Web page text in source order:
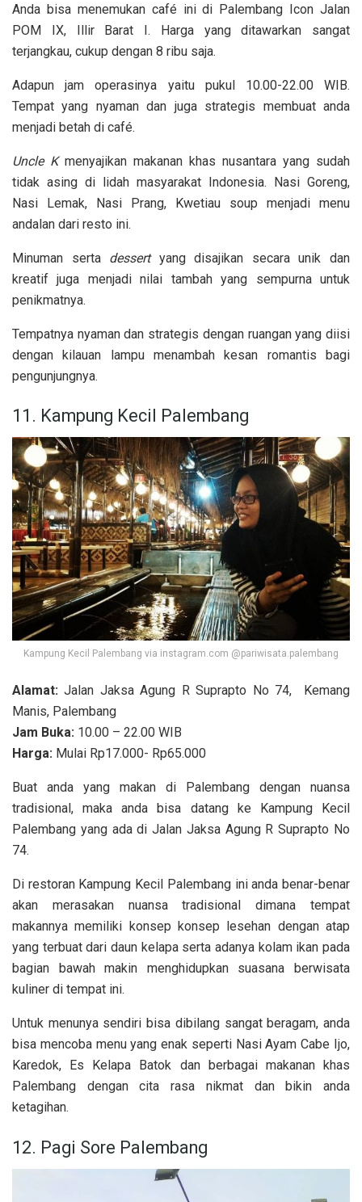
Anda bisa menemukan café ini di Palembang Icon Jalan
POM IX, Illir Barat I. Harga yang ditawarkan sangat
terjangkau, cukup dengan 8 ribu saja.
Adapun jam operasinya yaitu pukul 10.00-22.00 WIB.
Tempat yang nyaman dan juga strategis membuat anda
menjadi betah di café.
Uncle Kmenyajikan makanan khas nusantara yang sudah
tidak asing di lidah masyarakat Indonesia. Nasi Goreng,
Nasi Lemak, Nasi Prang, Kwetiau soup menjadi menu
andalan dari resto ini.
Minuman serta dessertyang disajikan secara unik dan
kreatif juga menjadi nilai tambah yang sempurna untuk
penikmatnya.
Tempatnya nyaman dan strategis dengan ruangan yang diisi
dengan kilauan lampu menambah kesan romantis bagi
pengunjungnya.
11. Kampung Kecil Palembang
Kampung Kecil Palembang via instagram.com @pariwisata.palembang
Alamat:Jalan Jaksa Agung R Suprapto No 74, Kemang
Manis, Palembang
Jam Buka: 10.00 – 22.00 WIB
Harga: Mulai Rp17.000- Rp65.000
Buat anda yang makan di Palembang dengan nuansa
tradisional, maka anda bisa datang ke Kampung Kecil
Palembang yang ada di Jalan Jaksa Agung R Suprapto No
74.
Di restoran Kampung Kecil Palembang ini anda benar-benar
akan merasakan nuansa tradisional dimana tempat
makannya memiliki konsep konsep lesehan dengan atap
yang terbuat dari daun kelapa serta adanya kolam ikan pada
bagian bawah makin menghidupkan suasana berwisata
kuliner di tempat ini.
Untuk menunya sendiri bisa dibilang sangat beragam, anda
bisa mencoba menu yang enak seperti Nasi Ayam Cabe Ijo,
Karedok, Es Kelapa Batok dan berbagai makanan khas
Palembang dengan cita rasa nikmat dan bikin anda
ketagihan.
12. Pagi Sore Palembang